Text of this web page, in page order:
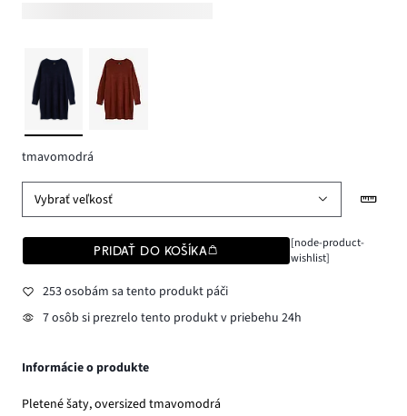
tmavomodrá
Vybrať veľkosť
PRIDAŤ DO KOŠÍKA
[node-product-
wishlist]
253 osobám sa tento produkt páči
7 osôb si prezrelo tento produkt v priebehu 24h
Informácie o produkte
Pletené šaty, oversized tmavomodrá